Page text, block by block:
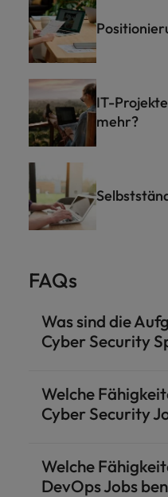
IT-
mehr?
FAQs
Was sind die
Cyber Security
Welche
Cyber Security
Welche
DevOps Jobs